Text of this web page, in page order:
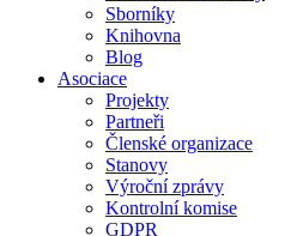
Sborníky
Knihovna
Blog
Asociace
Projekty
Partneři
Členské organizace
Stanovy
Výroční zprávy
Kontrolní komise
GDPR